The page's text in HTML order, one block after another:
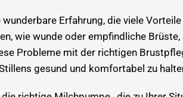
Erfahrung, die viele
wie wunde oder empfindliche
Probleme mit der richtigen
gesund und komfortabel zu